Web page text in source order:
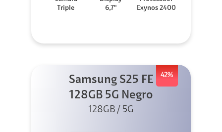
Triple
6,7"
Exynos 2400
42%
Samsung S25 FE
128GB 5G Negro
128GB / 5G